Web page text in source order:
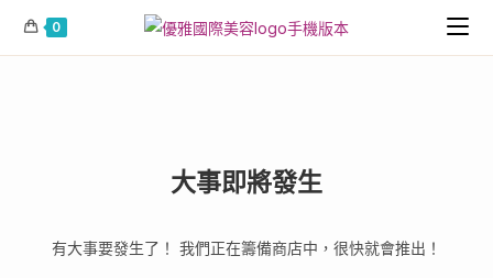
0
大事即將發生
有大事要發生了！ 我們正在籌備商店中，很快就會推出！